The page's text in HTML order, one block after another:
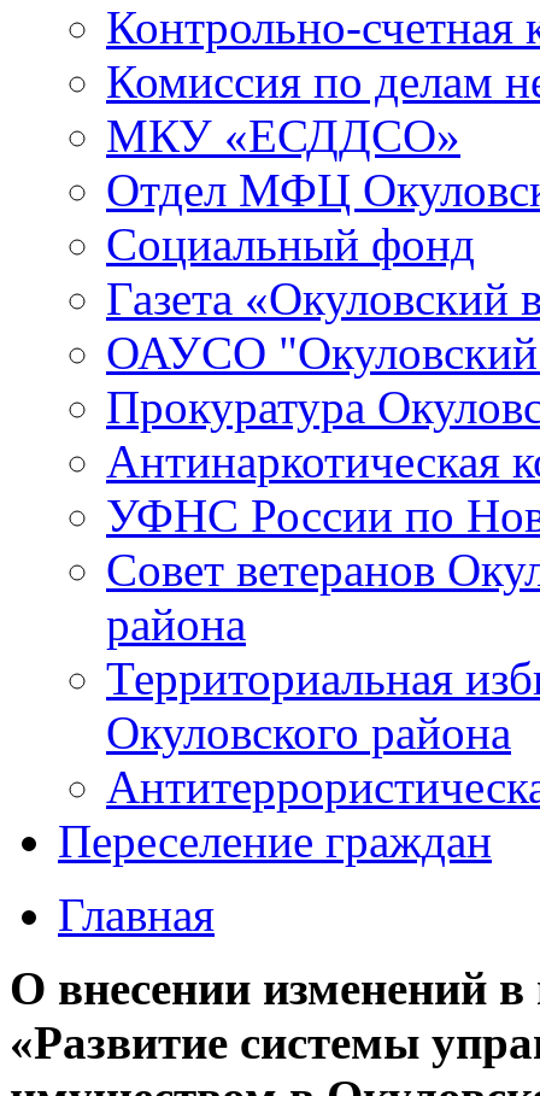
Контрольно-счетная
Комиссия по делам
МКУ «ЕСДДСО»
Отдел МФЦ
Социальный фонд
Газета «Окуловский
ОАУСО
Прокуратура
Антинаркотическая
УФНС России по
Совет ветеранов
района
Территориальная
Окуловского района
Переселение граждан
Главная
О внесении изменений
«Развитие системы